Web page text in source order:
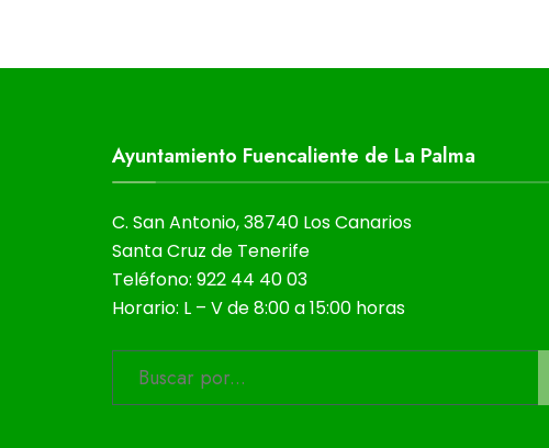
Ayuntamiento Fuencaliente de La Palma
C. San Antonio, 38740 Los Canarios
Santa Cruz de Tenerife
Teléfono: 922 44 40 03
Horario: L – V de 8:00 a 15:00 horas